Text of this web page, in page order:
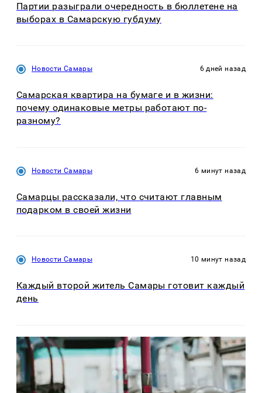
Партии разыграли очередность в бюллетене на
выборах в Самарскую губдуму
Новости Самары 6 дней назад
Самарская квартира на бумаге и в жизни:
почему одинаковые метры работают по-
разному?
Новости Самары 6 минут назад
Самарцы рассказали, что считают главным
подарком в своей жизни
Новости Самары 10 минут назад
Каждый второй житель Самары готовит каждый
день